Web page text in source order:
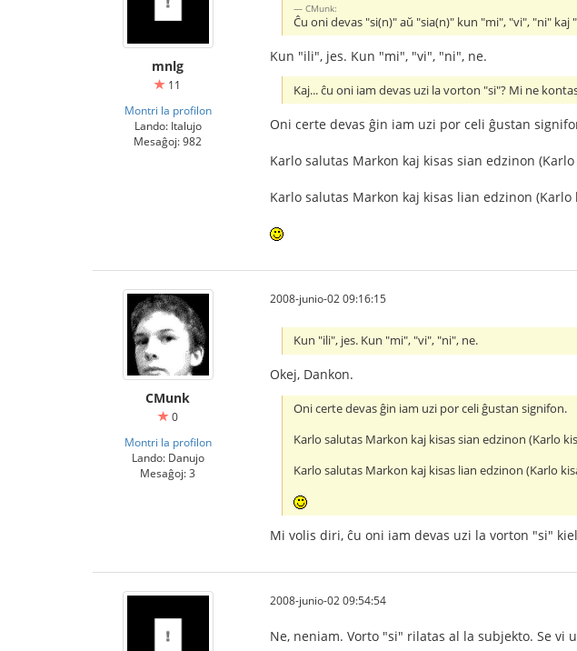
mnlg
11
Montri la profilon
Lando: Italujo
Mesaĝoj: 982
CMunk:
Ĉu oni devas "si(n)" aŭ "sia(n)" kun "mi", "vi", "ni" kaj
Kun "ili", jes. Kun "mi", "vi", "ni", ne.
Kaj... ĉu oni iam devas uzi la vorton "si"? Mi ne
Oni certe devas ĝin iam uzi por celi ĝustan
Karlo salutas Markon kaj kisas sian edzinon
Karlo salutas Markon kaj kisas lian edzinon
CMunk
0
Montri la profilon
Lando: Danujo
Mesaĝoj: 3
2008-junio-02 09:16:15
Kun "ili", jes. Kun "mi", "vi", "ni", ne.
Okej, Dankon.
Oni certe devas ĝin iam uzi por celi ĝustan signifon.
Karlo salutas Markon kaj kisas sian edzinon (Karlo
Karlo salutas Markon kaj kisas lian edzinon (Karlo
Mi volis diri, ĉu oni iam devas uzi la vorton "si"
2008-junio-02 09:54:54
Ne, neniam. Vorto "si" rilatas al la subjekto. Se